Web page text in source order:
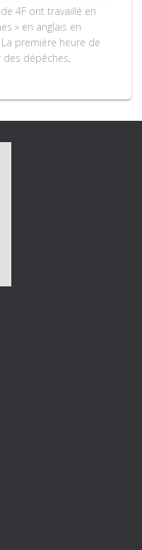
4F ont travaillé en
» en anglais en
première heure de
dépêches,